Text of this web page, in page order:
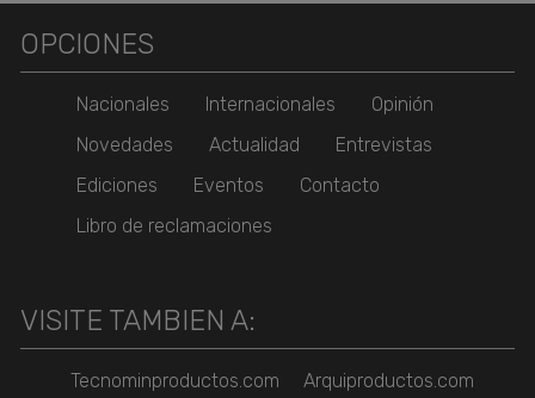
OPCIONES
Nacionales Internacionales
Opinión
Novedades
Actualidad
Entrevistas
Ediciones
Eventos
Contacto
Libro de reclamaciones
VISITE TAMBIEN A:
Tecnominproductos.com Arquiproductos.com